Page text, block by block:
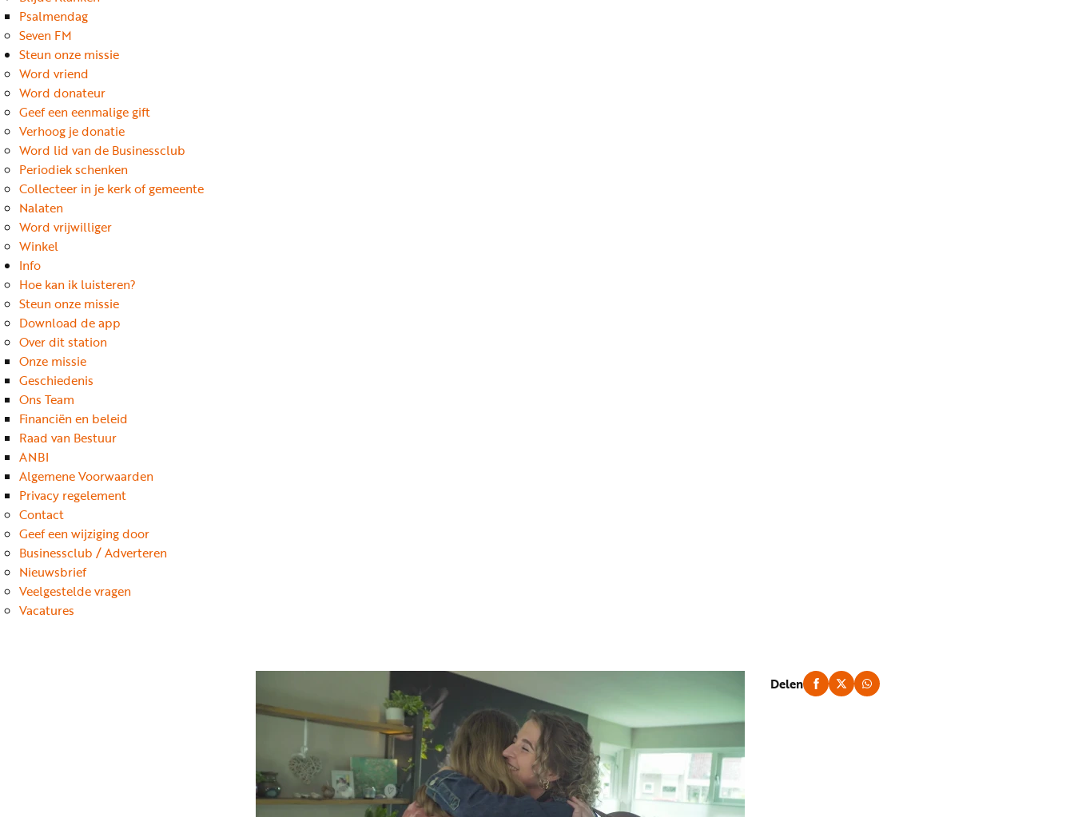
Psalmendag
Seven FM
Steun onze missie
Word vriend
Word donateur
Geef een eenmalige gift
Verhoog je donatie
Word lid van de Businessclub
Periodiek schenken
Collecteer in je kerk of gemeente
Nalaten
Word vrijwilliger
Winkel
Info
Hoe kan ik luisteren?
Steun onze missie
Download de app
Over dit station
Onze missie
Geschiedenis
Ons Team
Financiën en beleid
Raad van Bestuur
ANBI
Algemene Voorwaarden
Privacy regelement
Contact
Geef een wijziging door
Businessclub / Adverteren
Nieuwsbrief
Veelgestelde vragen
Vacatures
Delen
nu
vriend
Businessclub
Adverteren
Winkel
Privacy
reglement
Algemene
voorwaarden